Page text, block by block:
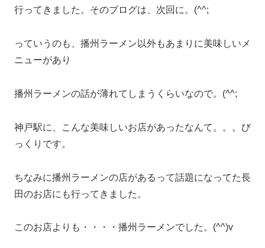
行ってきました。そのブログは、次回に。(^^;
っていうのも、播州ラーメン以外もあまりに美味しいメ
ニューがあり
播州ラーメンの話が薄れてしまうくらいなので。(^^;
神戸駅に、こんな美味しいお店があったなんて。。。び
っくりです。
ちなみに播州ラーメンの店があるって話題になってた長
田のお店にも行ってきました。
このお店よりも・・・・播州ラーメンでした。(^^)v